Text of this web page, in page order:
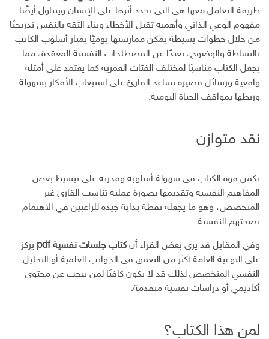
طريقة التعامل معها هي التي تحدد أثرها على الإنسان ويتناول أيضًا
مفهوم الوعي الذاتي وأهمية تقبل الأخطاء وبناء الثقة بالنفس تدريجيًا
من خلال خطوات بسيطة يمكن ممارستها يوميًا يمتاز أسلوب الكاتب
بالبساطة والوضوح، بعيدًا عن المصطلحات النفسية المعقدة، مما
يجعل الكتاب مناسبًا لمختلف الفئات العمرية كما يعتمد على أمثلة
واقعية ورسائل قصيرة تساعد القارئ على استيعاب الأفكار بسهولة
وربطها بمواقف الحياة اليومية.
نقد متوازن
تكمن قوة الكتاب في سهولة أسلوبه وقدرته على تبسيط بعض
المفاهيم النفسية وتقديمها بصورة عملية تناسب القارئ غير
المتخصص، وهو ما يجعله نقطة بداية جيدة للراغبين في الاهتمام
بصحتهم النفسية.
وفي المقابل قد يرى بعض القراء أن كتاب جلسات نفسية pdf
يركز
على التوعية العامة أكثر من التعمق في الجوانب العلمية أو التحليل
النفسي المتخصص لذلك قد لا يكون كافيًا لمن يبحث عن محتوى
أكاديمي أو دراسات نفسية متقدمة.
لمن هذا الكتاب؟